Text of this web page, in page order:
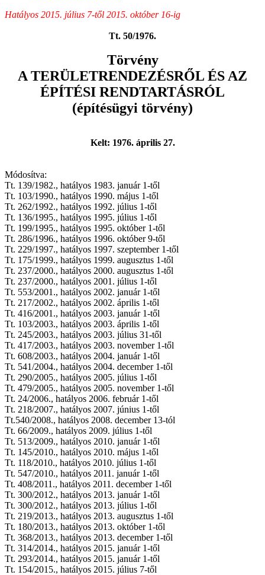
Hatályos 2015. július 7-től 2015. október 16-ig
Tt. 50/1976.
Törvény
A TERÜLETRENDEZÉSRŐL ÉS AZ
ÉPÍTÉSI RENDTARTÁSRÓL
(építésügyi törvény)
Kelt: 1976. április 27.
Módosítva:
Tt. 139/1982., hatályos 1983. január 1-től
Tt. 103/1990., hatályos 1990. május 1-től
Tt. 262/1992., hatályos 1992. július 1-től
Tt. 136/1995., hatályos 1995. július 1-től
Tt. 199/1995., hatályos 1995. október 1-től
Tt. 286/1996., hatályos 1996. október 9-től
Tt. 229/1997., hatályos 1997. szeptember 1-től
Tt. 175/1999., hatályos 1999. augusztus 1-től
Tt. 237/2000., hatályos 2000. augusztus 1-től
Tt. 237/2000., hatályos 2001. július 1-től
Tt. 553/2001., hatályos 2002. január 1-től
Tt. 217/2002., hatályos 2002. április 1-től
Tt. 416/2001., hatályos 2003. január 1-től
Tt. 103/2003., hatályos 2003. április 1-től
Tt. 245/2003., hatályos 2003. július 31-től
Tt. 417/2003., hatályos 2003. november 1-től
Tt. 608/2003., hatályos 2004. január 1-től
Tt. 541/2004., hatályos 2004. december 1-től
Tt. 290/2005., hatályos 2005. július 1-től
Tt. 479/2005., hatályos 2005. november 1-től
Tt. 24/2006., hatályos 2006. február 1-től
Tt. 218/2007., hatályos 2007. június 1-től
Tt.540/2008., hatályos 2008. december 13-tól
Tt. 66/2009., hatályos 2009. július 1-től
Tt. 513/2009., hatályos 2010. január 1-től
Tt. 145/2010., hatályos 2010. május 1-től
Tt. 118/2010., hatályos 2010. július 1-től
Tt. 547/2010., hatályos 2011. január 1-től
Tt. 408/2011., hatályos 2011. december 1-től
Tt. 300/2012., hatályos 2013. január 1-től
Tt. 300/2012., hatályos 2013. július 1-től
Tt. 219/2013., hatályos 2013. augusztus 1-től
Tt. 180/2013., hatályos 2013. október 1-től
Tt. 368/2013., hatályos 2013. december 1-től
Tt. 314/2014., hatályos 2015. január 1-től
Tt. 293/2014., hatályos 2015. január 1-től
Tt. 154/2015., hatályos 2015. július 7-től